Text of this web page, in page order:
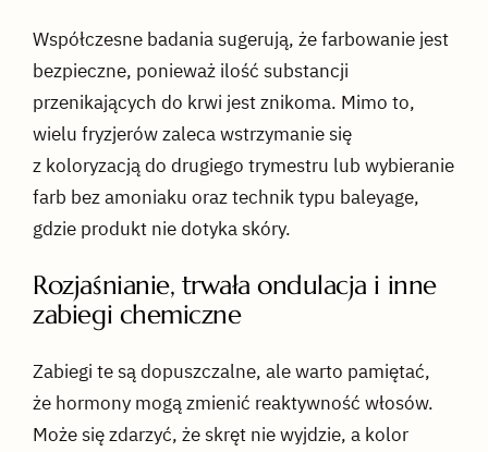
Współczesne badania sugerują, że farbowanie jest
bezpieczne, ponieważ ilość substancji
przenikających do krwi jest znikoma. Mimo to,
wielu fryzjerów zaleca wstrzymanie się
z koloryzacją do drugiego trymestru lub wybieranie
farb bez amoniaku oraz technik typu baleyage,
gdzie produkt nie dotyka skóry.
Rozjaśnianie, trwała ondulacja i inne
zabiegi chemiczne
Zabiegi te są dopuszczalne, ale warto pamiętać,
że hormony mogą zmienić reaktywność włosów.
Może się zdarzyć, że skręt nie wyjdzie, a kolor